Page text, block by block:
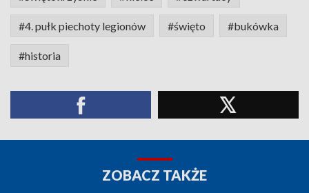
#4. pułk piechoty legionów #święto #bukówka
#historia
ZOBACZ TAKŻE